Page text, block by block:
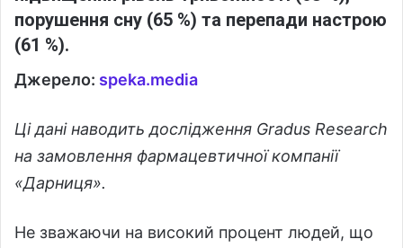
порушення сну (65 %) та перепади настрою
(61 %).
Джерело: speka.media
Ці дані наводить дослідження Gradus Research
на замовлення фармацевтичної компанії
«Дарниця».
Не зважаючи на високий процент людей, що